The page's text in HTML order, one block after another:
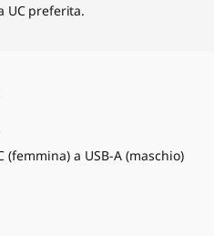
UC preferita.
(femmina) a USB-A (maschio)